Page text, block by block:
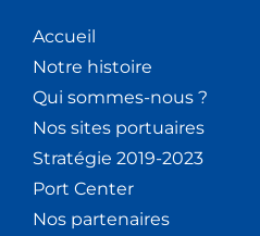
Accueil
Notre histoire
Qui sommes-nous ?
Nos sites portuaires
Stratégie 2019-2023
Port Center
Nos partenaires